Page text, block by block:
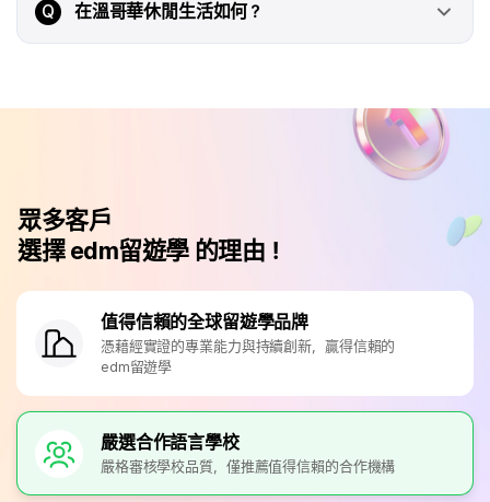
Q 在溫哥華休閒生活如何？
眾多客戶
選擇 edm留遊學 的理由！
值得信賴的全球留遊學品牌
憑藉經實證的專業能力與持續創新，贏得信賴的
edm留遊學
嚴選合作語言學校
嚴格審核學校品質，僅推薦值得信賴的合作機構